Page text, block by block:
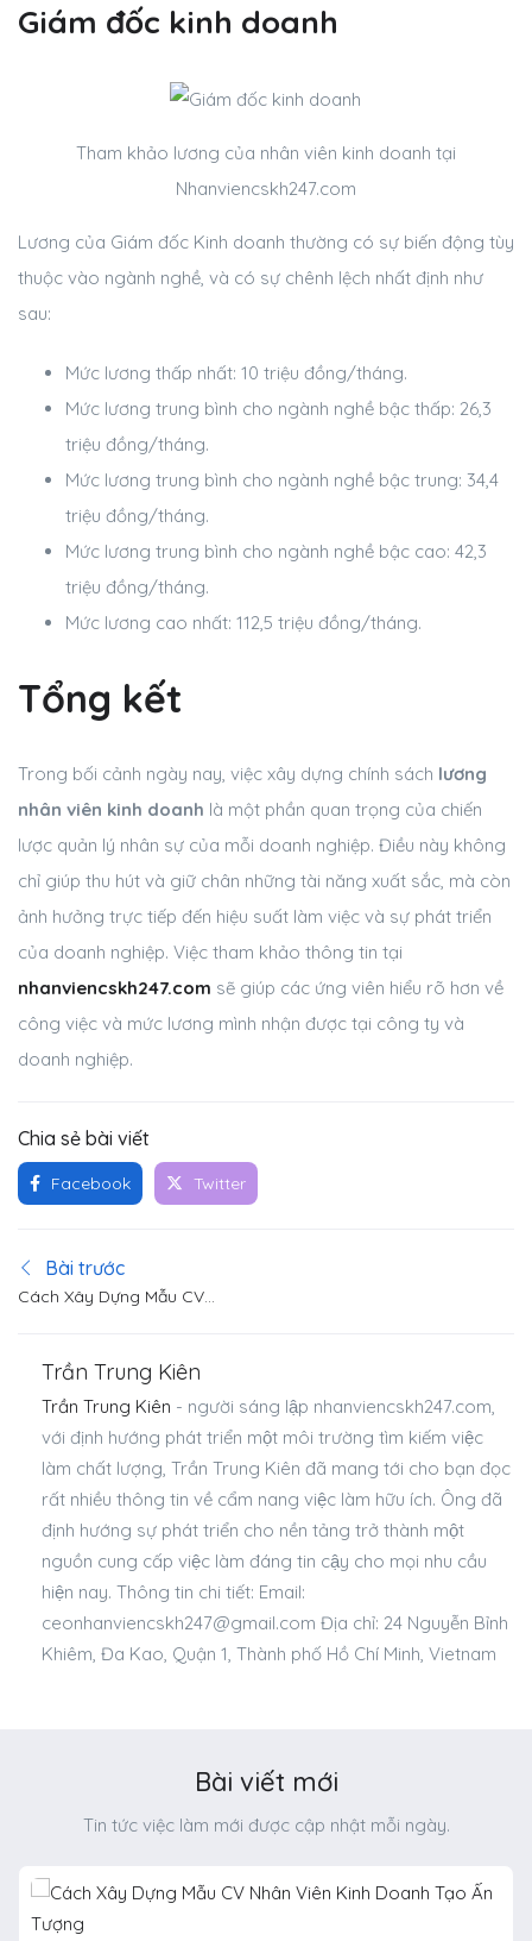
Giám đốc kinh doanh
Tham khảo lương của nhân viên kinh doanh tại
Nhanviencskh247.com
Lương của Giám đốc Kinh doanh thường có sự biến động tùy
thuộc vào ngành nghề, và có sự chênh lệch nhất định như
sau:
Mức lương thấp nhất: 10 triệu đồng/tháng.
Mức lương trung bình cho ngành nghề bậc thấp: 26,3
triệu đồng/tháng.
Mức lương trung bình cho ngành nghề bậc trung: 34,4
triệu đồng/tháng.
Mức lương trung bình cho ngành nghề bậc cao: 42,3
triệu đồng/tháng.
Mức lương cao nhất: 112,5 triệu đồng/tháng.
Tổng kết
Trong bối cảnh ngày nay, việc xây dựng chính sách lương
nhân viên kinh doanh là một phần quan trọng của chiến
lược quản lý nhân sự của mỗi doanh nghiệp. Điều này không
chỉ giúp thu hút và giữ chân những tài năng xuất sắc, mà còn
ảnh hưởng trực tiếp đến hiệu suất làm việc và sự phát triển
của doanh nghiệp. Việc tham khảo thông tin tại
nhanviencskh247.com sẽ giúp các ứng viên hiểu rõ hơn về
công việc và mức lương mình nhận được tại công ty và
doanh nghiệp.
Chia sẻ bài viết
Facebook Twitter
Bài trước
Cách Xây Dựng Mẫu CV
Trần Trung Kiên
Trần Trung Kiên - người sáng lập nhanviencskh247.com,
với định hướng phát triển một môi trường tìm kiếm việc
làm chất lượng, Trần Trung Kiên đã mang tới cho bạn đọc
rất nhiều thông tin về cẩm nang việc làm hữu ích. Ông đã
định hướng sự phát triển cho nền tảng trở thành một
nguồn cung cấp việc làm đáng tin cậy cho mọi nhu cầu
hiện nay. Thông tin chi tiết: Email:
ceonhanviencskh247@gmail.com Địa chỉ: 24 Nguyễn Bỉnh
Khiêm, Đa Kao, Quận 1, Thành phố Hồ Chí Minh, Vietnam
Bài viết mới
Tin tức việc làm mới được cập nhật mỗi ngày.